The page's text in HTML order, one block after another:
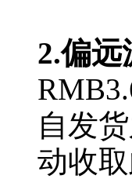
2.偏远
自发
动收